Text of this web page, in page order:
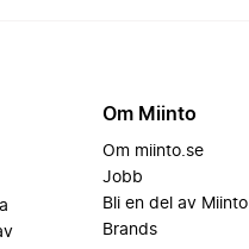
Om Miinto
Om miinto.se
Jobb
Bli en del av Miinto
Brands